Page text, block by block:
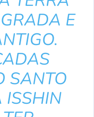
E
SANTO
ISSHIN